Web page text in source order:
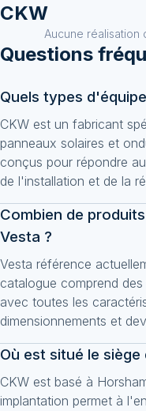
CKW
Aucune réalisation
Questions
Quels types
CKW est un fabricant
panneaux solaires et
conçus pour répondre
de l'installation et de la
Combien de
Vesta ?
Vesta référence
catalogue comprend
avec toutes les
dimensionnements et
Où est situé le siège
CKW est basé à
implantation permet à